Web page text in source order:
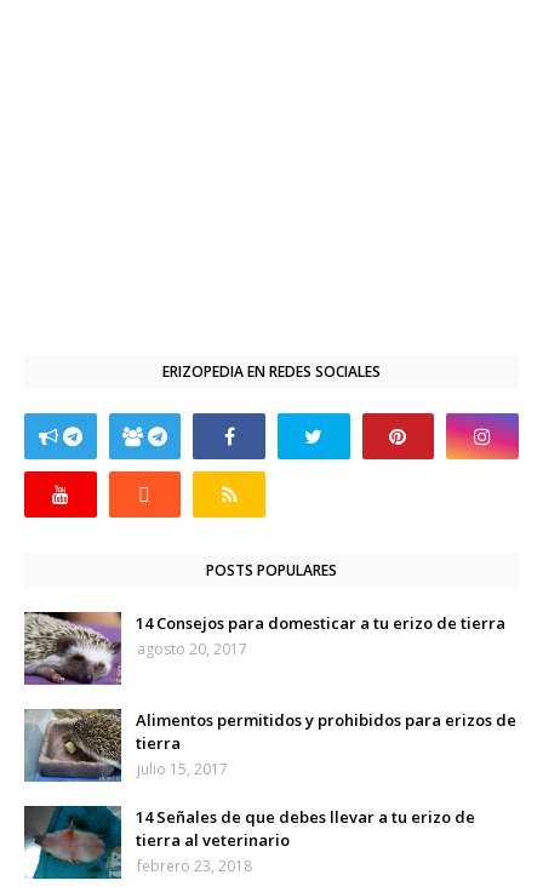
ERIZOPEDIA EN REDES SOCIALES
POSTS POPULARES
14 Consejos para domesticar a tu erizo de tierra
agosto 20, 2017
Alimentos permitidos y prohibidos para erizos de
tierra
julio 15, 2017
14 Señales de que debes llevar a tu erizo de
tierra al veterinario
febrero 23, 2018